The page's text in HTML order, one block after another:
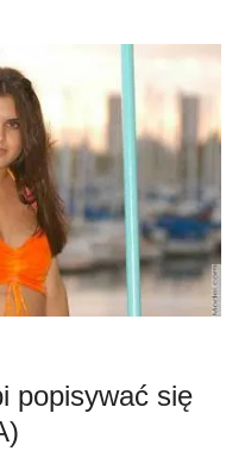
popisywać się